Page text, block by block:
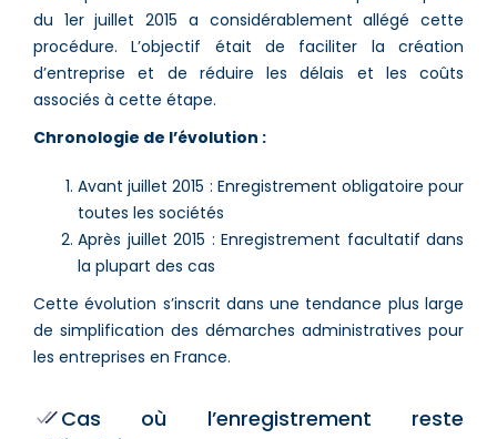
du 1er juillet 2015 a considérablement allégé cette
procédure. L’objectif était de faciliter la création
d’entreprise et de réduire les délais et les coûts
associés à cette étape.
Chronologie de l’évolution :
Avant juillet 2015 : Enregistrement obligatoire pour
toutes les sociétés
Après juillet 2015 : Enregistrement facultatif dans
la plupart des cas
Cette évolution s’inscrit dans une tendance plus large
de simplification des démarches administratives pour
les entreprises en France.
Cas où l’enregistrement reste